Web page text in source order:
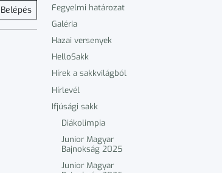
Belépés
Fegyelmi határozat
Galéria
Hazai versenyek
HelloSakk
Hírek a sakkvilágból
Hírlevél
Ifjúsági sakk
Diákolimpia
Junior Magyar
Bajnokság 2025
Junior Magyar